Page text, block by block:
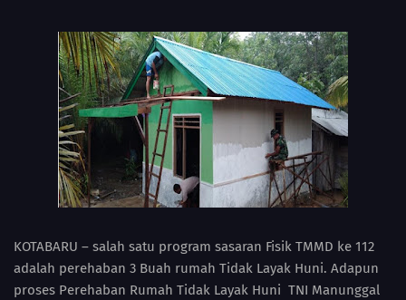
KOTABARU – salah satu program sasaran Fisik TMMD ke 112
adalah perehaban 3 Buah rumah Tidak Layak Huni. Adapun
proses Perehaban Rumah Tidak Layak Huni TNI Manunggal